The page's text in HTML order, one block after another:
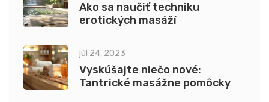
Ako sa naučiť techniku
erotických masáží
júl 24, 2023
Vyskúšajte niečo nové:
Tantrické masážne pomôcky